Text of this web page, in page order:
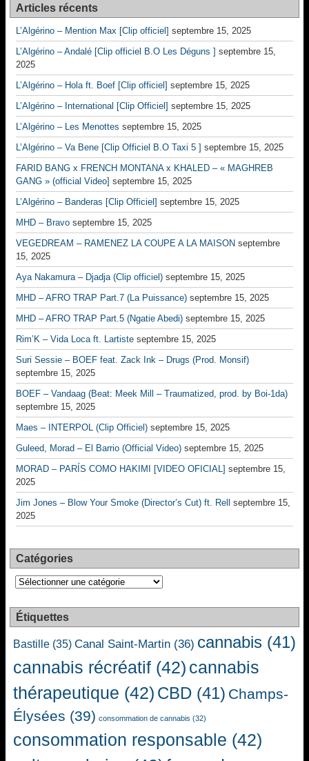
Articles récents
L’Algérino – Mention Max [Clip officiel] septembre 15, 2025
L’Algérino – Andalé [Clip officiel B.O Les Déguns ] septembre 15,
2025
L’Algérino – Hola ft. Boef [Clip officiel] septembre 15, 2025
L’Algérino – International [Clip Officiel] septembre 15, 2025
L’Algérino – Les Menottes septembre 15, 2025
L’Algérino – Va Bene [Clip Officiel B.O Taxi 5 ] septembre 15, 2025
FARID BANG x FRENCH MONTANA x KHALED – « MAGHREB
GANG » (official Video] septembre 15, 2025
L’Algérino – Banderas [Clip Officiel] septembre 15, 2025
MHD – Bravo septembre 15, 2025
VEGEDREAM – RAMENEZ LA COUPE A LA MAISON septembre
15, 2025
Aya Nakamura – Djadja (Clip officiel) septembre 15, 2025
MHD – AFRO TRAP Part.7 (La Puissance) septembre 15, 2025
MHD – AFRO TRAP Part.5 (Ngatie Abedi) septembre 15, 2025
Rim’K – Vida Loca ft. Lartiste septembre 15, 2025
Suri Sessie – BOEF feat. Zack Ink – Drugs (Prod. Monsif)
septembre 15, 2025
BOEF – Vandaag (Beat: Meek Mill – Traumatized, prod. by Boi-1da)
septembre 15, 2025
Maes – INTERPOL (Clip Officiel) septembre 15, 2025
Guleed, Morad – El Barrio (Official Video) septembre 15, 2025
MORAD – PARÍS COMO HAKIMI [VIDEO OFICIAL] septembre 15,
2025
Jim Jones – Blow Your Smoke (Director’s Cut) ft. Rell
septembre 15,
2025
Catégories
Catégories
Étiquettes
Bastille (35) Canal Saint-Martin (36) cannabis (41)
cannabis récréatif (42) cannabis
thérapeutique (42) CBD (41) Champs-
Élysées (39) consommation de cannabis (32)
consommation responsable (42)